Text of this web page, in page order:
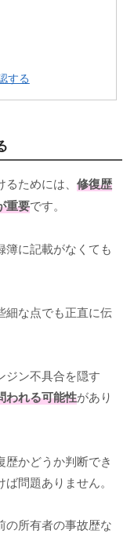
する
ためには、 修復歴
重要です。
簿に記載がなくても
細な点でも正直に伝
ジン不具合を隠す
われる可能性があり
かどうか判断でき
問題ありません。
の所有者の事故歴な